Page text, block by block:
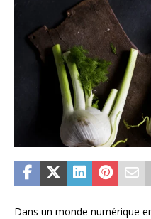
Dans un monde numérique